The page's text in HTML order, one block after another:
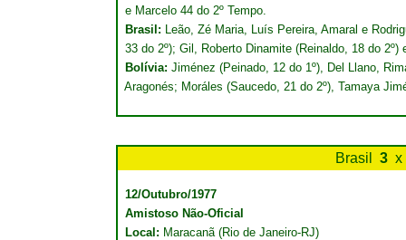
e Marcelo 44 do 2º Tempo.
Brasil: Leão, Zé Maria, Luís Pereira, Amaral e
33 do 2º); Gil, Roberto Dinamite (Reinaldo, 18 do 2º)
Bolívia: Jiménez (Peinado, 12 do 1º), Del Llano,
Aragonés; Moráles (Saucedo, 21 do 2º), Tamaya
Brasil 3 x
12/Outubro/1977
Amistoso Não-Oficial
Local: Maracanã (Rio de Janeiro-RJ)